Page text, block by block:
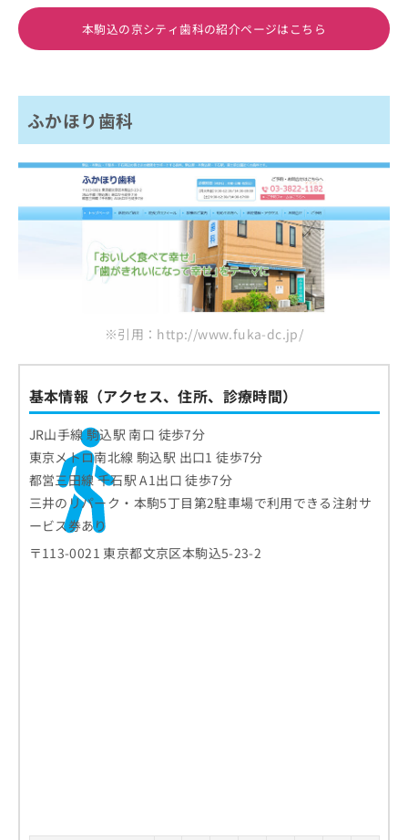
本駒込の京シティ歯科の紹介ページはこちら
ふかほり歯科
※引用：http://www.fuka-dc.jp/
基本情報（アクセス、住所、診療時間）
JR山手線 駒込駅 南口 徒歩7分
東京メトロ南北線 駒込駅 出口1 徒歩7分
都営三田線 千石駅 A1出口 徒歩7分
三井のリパーク・本駒5丁目第2駐車場で利用できる注射サ
ービス券あり
〒113-0021 東京都文京区本駒込5-23-2